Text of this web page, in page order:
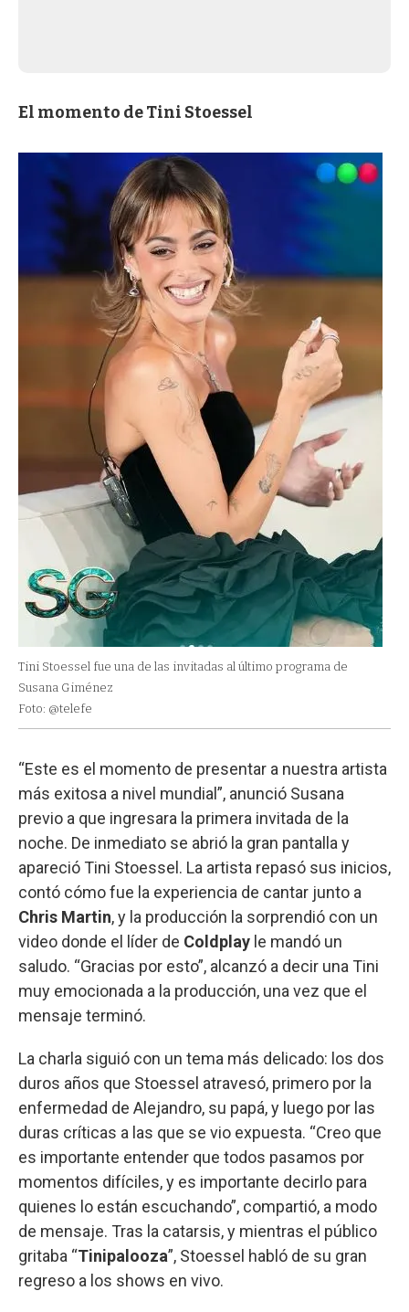
El momento de Tini Stoessel
Tini Stoessel fue una de las invitadas al último programa de
Susana Giménez
Foto: @telefe
“Este es el momento de presentar a nuestra artista
más exitosa a nivel mundial”, anunció Susana
previo a que ingresara la primera invitada de la
noche. De inmediato se abrió la gran pantalla y
apareció Tini Stoessel. La artista repasó sus inicios,
contó cómo fue la experiencia de cantar junto a
Chris Martin, y la producción la sorprendió con un
video donde el líder de Coldplay le mandó un
saludo. “Gracias por esto”, alcanzó a decir una Tini
muy emocionada a la producción, una vez que el
mensaje terminó.
La charla siguió con un tema más delicado: los dos
duros años que Stoessel atravesó, primero por la
enfermedad de Alejandro, su papá, y luego por las
duras críticas a las que se vio expuesta. “Creo que
es importante entender que todos pasamos por
momentos difíciles, y es importante decirlo para
quienes lo están escuchando”, compartió, a modo
de mensaje. Tras la catarsis, y mientras el público
gritaba “Tinipalooza”, Stoessel habló de su gran
regreso a los shows en vivo.